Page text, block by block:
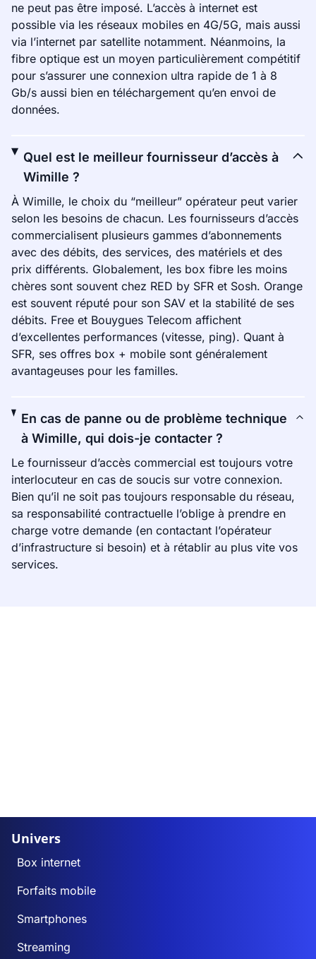
ne peut pas être imposé. L’accès à internet est
possible via les réseaux mobiles en 4G/5G, mais aussi
via l’internet par satellite notamment. Néanmoins, la
fibre optique est un moyen particulièrement compétitif
pour s’assurer une connexion ultra rapide de 1 à 8
Gb/s aussi bien en téléchargement qu’en envoi de
données.
Quel est le meilleur fournisseur d’accès à
Wimille ?
À Wimille, le choix du “meilleur” opérateur peut varier
selon les besoins de chacun. Les fournisseurs d’accès
commercialisent plusieurs gammes d’abonnements
avec des débits, des services, des matériels et des
prix différents. Globalement, les box fibre les moins
chères sont souvent chez RED by SFR et Sosh. Orange
est souvent réputé pour son SAV et la stabilité de ses
débits. Free et Bouygues Telecom affichent
d’excellentes performances (vitesse, ping). Quant à
SFR, ses offres box + mobile sont généralement
avantageuses pour les familles.
En cas de panne ou de problème technique
à Wimille, qui dois-je contacter ?
Le fournisseur d’accès commercial est toujours votre
interlocuteur en cas de soucis sur votre connexion.
Bien qu’il ne soit pas toujours responsable du réseau,
sa responsabilité contractuelle l’oblige à prendre en
charge votre demande (en contactant l’opérateur
d’infrastructure si besoin) et à rétablir au plus vite vos
services.
Univers
Box internet
Forfaits mobile
Smartphones
Streaming